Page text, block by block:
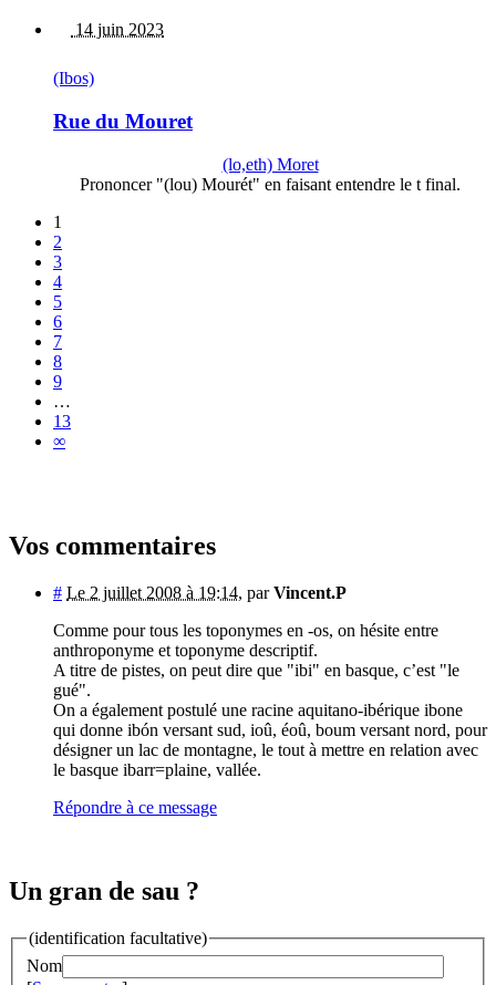
14 juin 2023
(Ibos)
Rue du Mouret
(lo,eth) Moret
Prononcer "(lou) Mourét" en faisant entendre le t final.
1
2
3
4
5
6
7
8
9
…
13
∞
Vos commentaires
# Le 2 juillet 2008 à 19:14, parVincent.P
Comme pour tous les toponymes en -os, on hésite entre
anthroponyme et toponyme descriptif.
A titre de pistes, on peut dire que "ibi" en basque, c’est "le
gué".
On a également postulé une racine aquitano-ibérique ibone
qui donne ibón versant sud, ioû, éoû, boum versant nord, pour
désigner un lac de montagne, le tout à mettre en relation avec
le basque ibarr=plaine, vallée.
Répondre à ce message
Un gran de sau ?
(identification facultative)
Nom